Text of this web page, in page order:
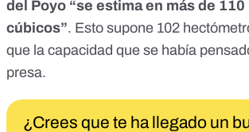
del Poyo “se estima en más de
cúbicos”. Esto supone 102
que la capacidad que se había
presa.
¿Crees que te ha llegado un